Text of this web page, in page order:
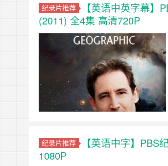
纪录片推荐
【英语中英字幕
(2011) 全4集 高清720P
纪录片推荐
【英语中字】
1080P